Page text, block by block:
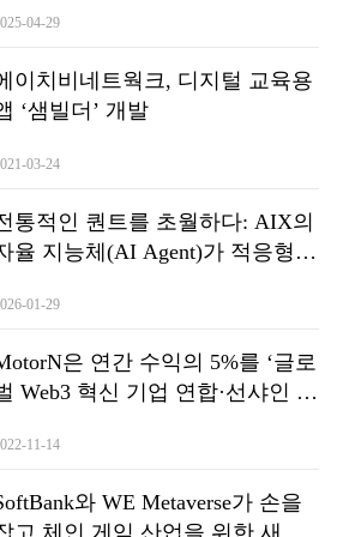
04-29
이치비네트웍크, 디지털 교육용
‘샘빌더’ 개발
03-24
통적인 퀀트를 초월하다: AIX의
율 지능체(AI Agent)가 적응형
01-29
은 연간 수익의 5%를 ‘글로
Web3 혁신 기업 연합·선샤인 액
획이다.
11-14
와 WE Metaverse가 손을